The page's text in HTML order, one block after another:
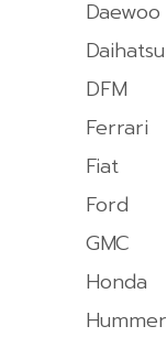
Daewoo
Daihatsu
DFM
Ferrari
Fiat
Ford
GMC
Honda
Hummer